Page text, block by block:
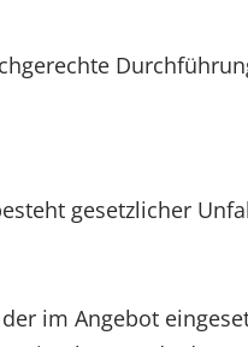
gesetzlicher
im Angebot